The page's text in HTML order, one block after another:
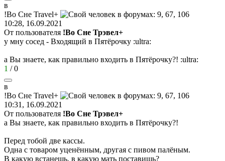
в
!Во Сне Travel+
10:28, 16.09.2021
От пользователя !Во Сне Трэвел+
у мну сосед - Входящий в Пятёрочку :ultra:
а Вы знаете, как правильно входить в Пятёрочку?! :ultra:
1 /0
в
!Во Сне Travel+
10:31, 16.09.2021
От пользователя !Во Сне Трэвел+
а Вы знаете, как правильно входить в Пятёрочку?!
Перед тобой две кассы.
Одна с товаром уценённым, другая с пивом палёным.
В какую встанешь, в какую мать поставишь?